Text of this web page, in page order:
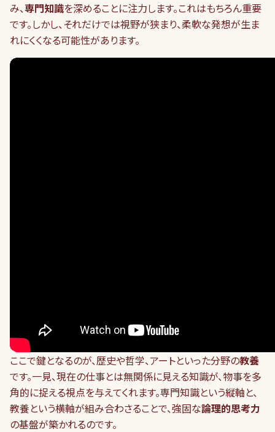
み、専門知識を深めることに注力します。これはもちろん重要
です。しかし、それだけでは視野が狭まり、柔軟な発想が生ま
れにくくなる可能性があります。
ここで鍵となるのが、歴史や哲学、アートといった分野の教養
です。一見、現在の仕事とは無関係に見える知識が、物事を多
角的に捉える視点を与えてくれます。専門知識という縦軸と、
教養という横軸が組み合わさることで、強固な論理的思考力
の基盤が築かれるのです。